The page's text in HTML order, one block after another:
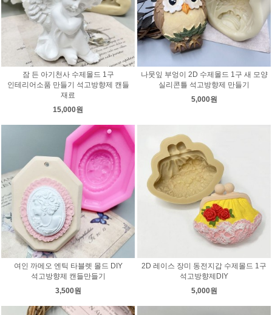
잠 든 아기천사 수제몰드 1구
인테리어소품 만들기 석고방향제 캔들
재료
15,000원
나뭇잎 부엉이 2D 수제몰드 1구 새 모양
실리콘틀 석고방향제 만들기
5,000원
여인 까메오 엔틱 타블렛 몰드 DIY
석고방향제 캔들만들기
3,500원
2D 레이스 장미 동전지갑 수제몰드 1구
석고방향제DIY
5,000원